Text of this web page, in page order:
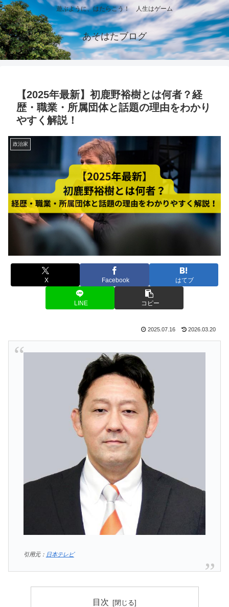
遊ぶように、はたらこう！ 人生はゲーム
あそはたブログ
【2025年最新】初鹿野裕樹とは何者？経
歴・職業・所属団体と話題の理由をわかり
やすく解説！
政治家
X Facebook はてブ
LINE コピー
2025.07.16 2026.03.20
引用元： 日本テレビ
目次